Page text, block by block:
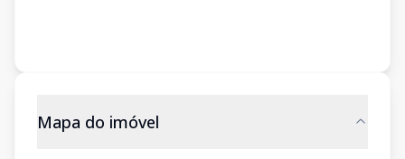
Mapa do imóvel